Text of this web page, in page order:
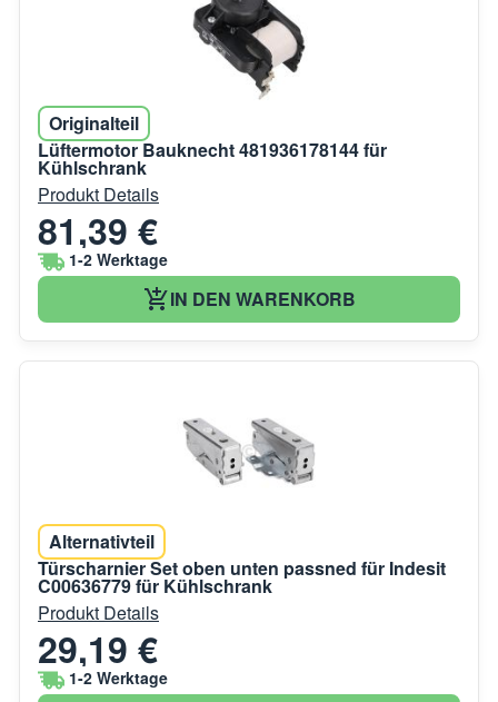
Originalteil
Lüftermotor Bauknecht 481936178144 für
Kühlschrank
Produkt Details
81,39 €
1-2 Werktage
IN DEN WARENKORB
Alternativteil
Türscharnier Set oben unten passned für Indesit
C00636779 für Kühlschrank
Produkt Details
29,19 €
1-2 Werktage